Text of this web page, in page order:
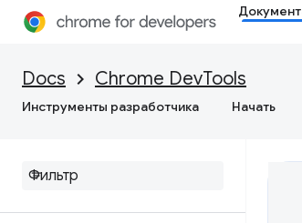
Docs Chrome DevTools
Инструменты разработчика Начать
Проверьте сетевую
активность
Справочник функций
Посмотреть ресурсы